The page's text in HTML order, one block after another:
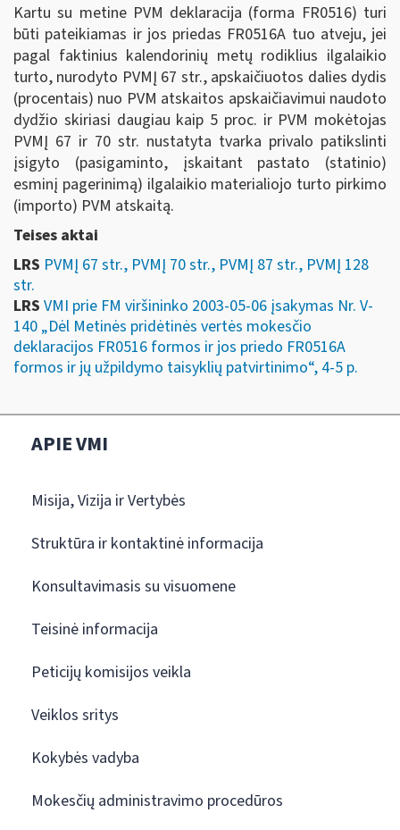
Kartu su metine PVM deklaracija (forma FR0516) turi
būti pateikiamas ir jos priedas FR0516A tuo atveju, jei
pagal faktinius kalendorinių metų rodiklius ilgalaikio
turto, nurodyto PVMĮ 67 str., apskaičiuotos dalies dydis
(procentais) nuo PVM atskaitos apskaičiavimui naudoto
dydžio skiriasi daugiau kaip 5 proc. ir PVM mokėtojas
PVMĮ 67 ir 70 str. nustatyta tvarka privalo patikslinti
įsigyto (pasigaminto, įskaitant pastato (statinio)
esminį pagerinimą) ilgalaikio materialiojo turto pirkimo
(importo) PVM atskaitą.
Teises aktai
LRS PVMĮ 67 str., PVMĮ 70 str., PVMĮ 87 str., PVMĮ 128
str.
LRS VMI prie FM viršininko 2003-05-06 įsakymas Nr. V-
140 „Dėl Metinės pridėtinės vertės mokesčio
deklaracijos FR0516 formos ir jos priedo FR0516A
formos ir jų užpildymo taisyklių patvirtinimo“, 4-5 p.
APIE VMI
Misija, Vizija ir Vertybės
Struktūra ir kontaktinė informacija
Konsultavimasis su visuomene
Teisinė informacija
Peticijų komisijos veikla
Veiklos sritys
Kokybės vadyba
Mokesčių administravimo procedūros